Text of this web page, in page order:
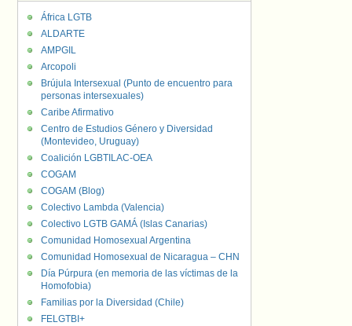
África LGTB
ALDARTE
AMPGIL
Arcopoli
Brújula Intersexual (Punto de encuentro para
personas intersexuales)
Caribe Afirmativo
Centro de Estudios Género y Diversidad
(Montevideo, Uruguay)
Coalición LGBTILAC-OEA
COGAM
COGAM (Blog)
Colectivo Lambda (Valencia)
Colectivo LGTB GAMÁ (Islas Canarias)
Comunidad Homosexual Argentina
Comunidad Homosexual de Nicaragua – CHN
Día Púrpura (en memoria de las víctimas de la
Homofobia)
Familias por la Diversidad (Chile)
FELGTBI+